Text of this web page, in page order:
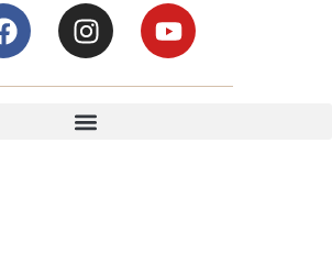
FacebookInstagramYoutube